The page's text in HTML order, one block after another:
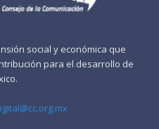
social y económica que
para el desarrollo de